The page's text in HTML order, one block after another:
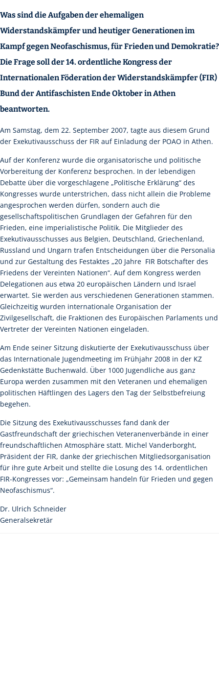
Was sind die Aufgaben der ehemaligen
Widerstandskämpfer und heutiger Generationen im
Kampf gegen Neofaschismus, für Frieden und Demokratie?
Die Frage soll der 14. ordentliche Kongress der
Internationalen Föderation der Widerstandskämpfer (FIR) 
Bund der Antifaschisten Ende Oktober in Athen
beantworten.
Am Samstag, dem 22. September 2007, tagte aus diesem Grund
der Exekutivausschuss der FIR auf Einladung der POAO in Athen.
Auf der Konferenz wurde die organisatorische und politische
Vorbereitung der Konferenz besprochen. In der lebendigen
Debatte über die vorgeschlagene „Politische Erklärung“ des
Kongresses wurde unterstrichen, dass nicht allein die Probleme
angesprochen werden dürfen, sondern auch die
gesellschaftspolitischen Grundlagen der Gefahren für den
Frieden, eine imperialistische Politik. Die Mitglieder des
Exekutivausschusses aus Belgien, Deutschland, Griechenland,
Russland und Ungarn trafen Entscheidungen über die Personalia
und zur Gestaltung des Festaktes „20 Jahre  FIR Botschafter des
Friedens der Vereinten Nationen“. Auf dem Kongress werden
Delegationen aus etwa 20 europäischen Ländern und Israel
erwartet. Sie werden aus verschiedenen Generationen stammen.
Gleichzeitig wurden internationale Organisation der
Zivilgesellschaft, die Fraktionen des Europäischen Parlaments und
Vertreter der Vereinten Nationen eingeladen.
Am Ende seiner Sitzung diskutierte der Exekutivausschuss über
das Internationale Jugendmeeting im Frühjahr 2008 in der KZ
Gedenkstätte Buchenwald. Über 1000 Jugendliche aus ganz
Europa werden zusammen mit den Veteranen und ehemaligen
politischen Häftlingen des Lagers den Tag der Selbstbefreiung
begehen.
Die Sitzung des Exekutivausschusses fand dank der
Gastfreundschaft der griechischen Veteranenverbände in einer
freundschaftlichen Atmosphäre statt. Michel Vanderborght,
Präsident der FIR, danke der griechischen Mitgliedsorganisation
für ihre gute Arbeit und stellte die Losung des 14. ordentlichen
FIR-Kongresses vor: „Gemeinsam handeln für Frieden und gegen
Neofaschismus“.
Dr. Ulrich Schneider
Generalsekretär